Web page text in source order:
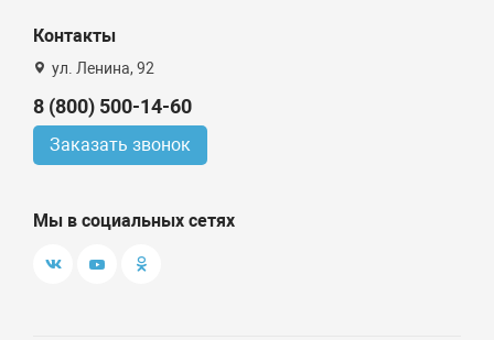
Контакты
ул. Ленина, 92
8 (800) 500-14-60
Заказать звонок
Мы в социальных сетях